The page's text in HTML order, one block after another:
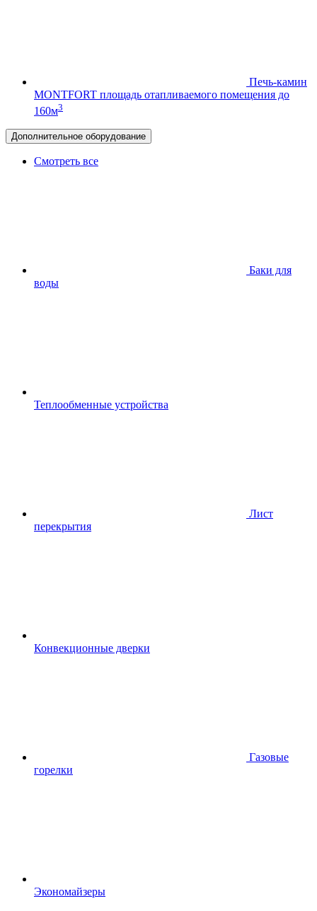
Печь-камин
MONTFORT площадь отапливаемого помещения до
160м3
Дополнительное оборудование
Смотреть все
Баки для
воды
Теплообменные устройства
Лист
перекрытия
Конвекционные дверки
Газовые
горелки
Экономайзеры